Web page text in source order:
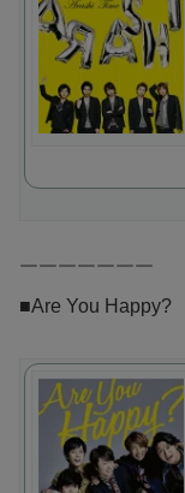
￣￣￣￣￣￣￣
■Are You